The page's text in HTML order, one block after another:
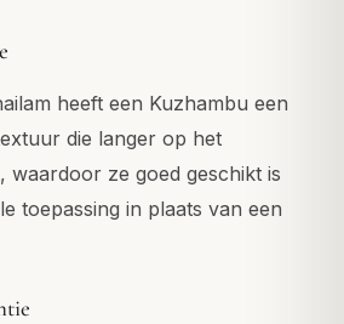
heeft een Kuzhambu een
die langer op het
waardoor ze goed geschikt is
toepassing in plaats van een